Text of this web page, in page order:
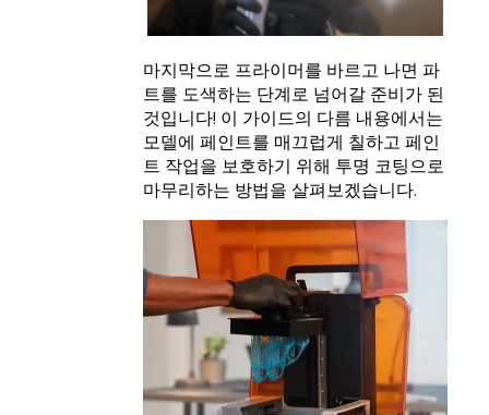
마지막으로 프라이머를 바르고 나면 파
트를 도색하는 단계로 넘어갈 준비가 된
것입니다! 이 가이드의 다름 내용에서는
모델에 페인트를 매끄럽게 칠하고 페인
트 작업을 보호하기 위해 투명 코팅으로
마무리하는 방법을 살펴보겠습니다.